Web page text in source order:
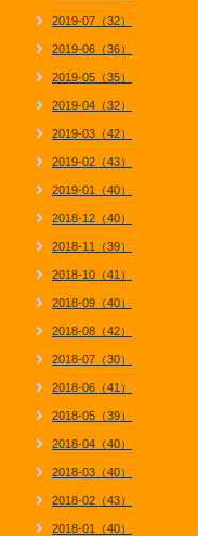
2019-07（32）
2019-06（36）
2019-05（35）
2019-04（32）
2019-03（42）
2019-02（43）
2019-01（40）
2018-12（40）
2018-11（39）
2018-10（41）
2018-09（40）
2018-08（42）
2018-07（30）
2018-06（41）
2018-05（39）
2018-04（40）
2018-03（40）
2018-02（43）
2018-01（40）